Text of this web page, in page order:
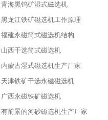
青海黑钨矿湿式磁选机
黑龙江铁矿磁选机工作原理
福建永磁筒式磁选机结构
山西干选筒式磁选机
内蒙古湿式磁选机生产厂家
天津铁矿干选永磁磁选机
广西永磁铁矿磁选机
有前景的河砂磁选机生产厂家